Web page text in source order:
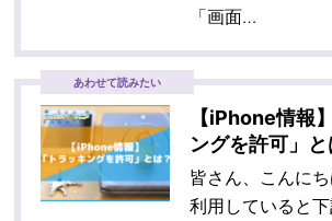
「画面…
あわせて読みたい
【iPhone情報
ングを許可」と
皆さん、こんに
利用していると